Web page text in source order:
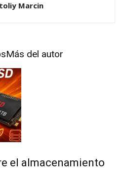
Marcin
Más del autor
el almacenamiento